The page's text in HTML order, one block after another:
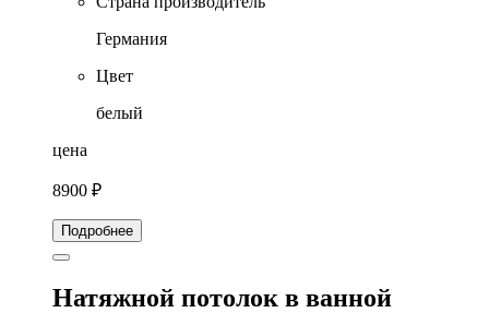
Германия
Цвет
белый
цена
8900 ₽
Подробнее
Натяжной потолок в ванной